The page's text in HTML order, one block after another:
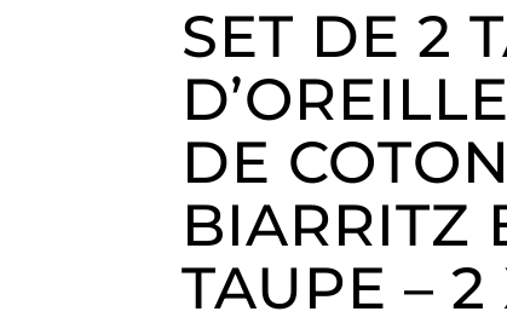
SET DE 2
DE
BIARRITZ
TAUPE –